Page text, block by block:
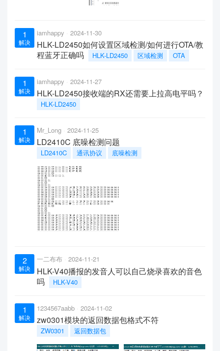
1
解决
iamhappy 2024-11-30
HLK-LD2450如何设置区域检测/如何进行OTA/教
程蓝牙正确吗
HLK-LD2450 区域检测 OTA
1
解决
iamhappy 2024-11-27
HLK-LD2450接收端的RX还需要上拉高电平吗？
HLK-LD2450
1
解决
Mr_Long 2024-11-25
LD2410C 底噪检测问题
LD2410C 通讯协议 底噪检测
2
解决
一二布布 2024-11-21
HLK-V40播报的发音人可以自己烧录喜欢的音色
吗
HLK-V40
1
解决
1234567aabb 2024-11-02
zw0301模块的返回数据包格式不符
ZW0301 返回数据包